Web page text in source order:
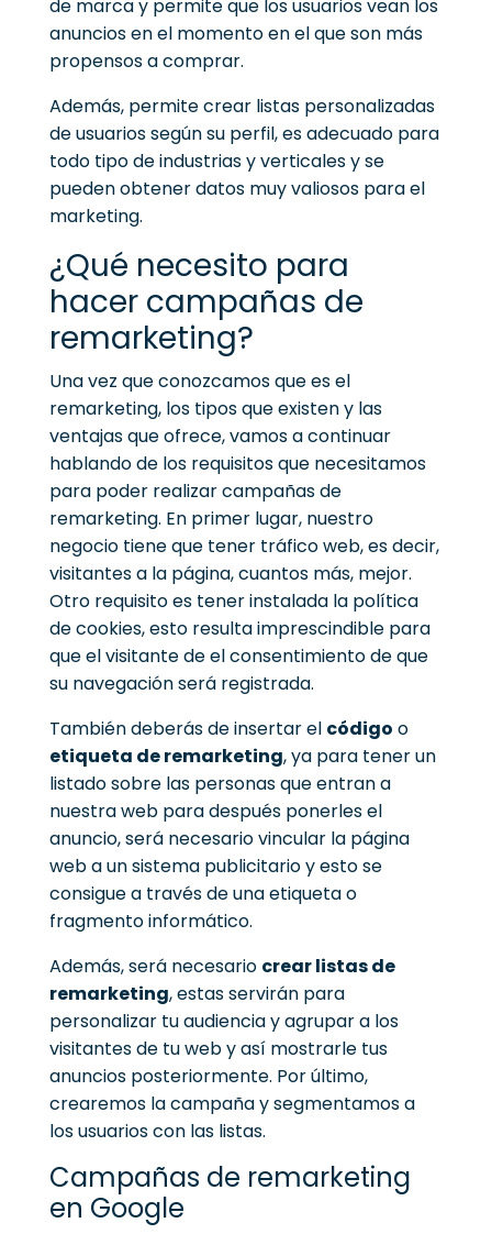
de marca y permite que los usuarios vean los
anuncios en el momento en el que son más
propensos a comprar.
Además, permite crear listas personalizadas
de usuarios según su perfil, es adecuado para
todo tipo de industrias y verticales y se
pueden obtener datos muy valiosos para el
marketing.
¿Qué necesito para
hacer campañas de
remarketing?
Una vez que conozcamos que es el
remarketing, los tipos que existen y las
ventajas que ofrece, vamos a continuar
hablando de los requisitos que necesitamos
para poder realizar campañas de
remarketing. En primer lugar, nuestro
negocio tiene que tener tráfico web, es decir,
visitantes a la página, cuantos más, mejor.
Otro requisito es tener instalada la política
de cookies, esto resulta imprescindible para
que el visitante de el consentimiento de que
su navegación será registrada.
También deberás de insertar el código o
etiqueta de remarketing, ya para tener un
listado sobre las personas que entran a
nuestra web para después ponerles el
anuncio, será necesario vincular la página
web a un sistema publicitario y esto se
consigue a través de una etiqueta o
fragmento informático.
Además, será necesario crear listas de
remarketing, estas servirán para
personalizar tu audiencia y agrupar a los
visitantes de tu web y así mostrarle tus
anuncios posteriormente. Por último,
crearemos la campaña y segmentamos a
los usuarios con las listas.
Campañas de remarketing
en Google